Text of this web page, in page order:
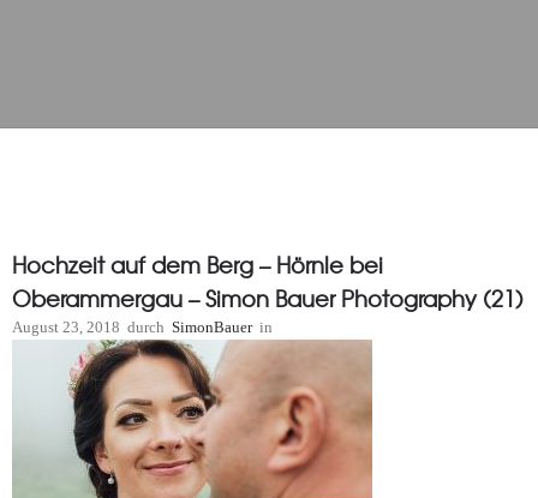
Hochzeit auf dem Berg – Hörnle bei
Oberammergau – Simon Bauer Photography (21)
August 23, 2018 durch SimonBauer in